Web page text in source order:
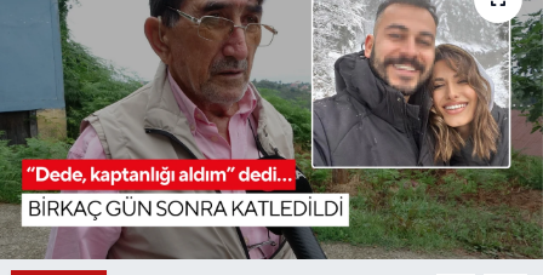
DEMİRCİ
GÖLMARMARA
GÖRDES
KÖPRÜBAŞI
SOMA
SARUHANLI
ŞEHZADELER
SELENDİ
SOMA
TURGUTLU
YAŞAM
LIFE
BİLİM VE TEKNOLOJİ
YAZARLAR
MANİSA'NIN YÖRESEL LEZZETLERİ